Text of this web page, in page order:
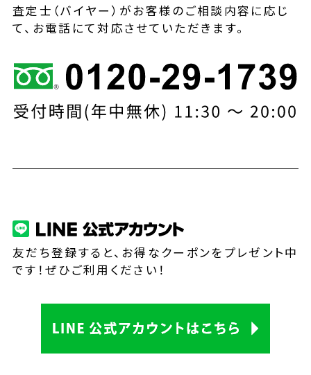
査定士（バイヤー）がお客様のご相談内容に応じ
て、お電話にて対応させていただきます。
友だち登録すると、お得なクーポンをプレゼント中
です！ぜひご利用ください！